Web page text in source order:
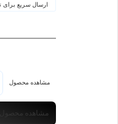
ارسال سریع برای
مشاهده محصول
مشاهده محصول